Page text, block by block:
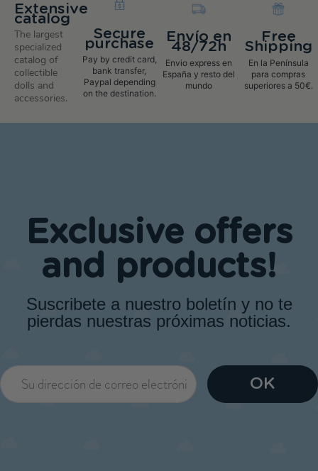
Extensive
catalog
The largest
specialized
catalog of
collectible
dolls and
accessories.
Secure
purchase
Pay by credit card,
bank transfer,
Paypal depending
on the destination.
Envío en
48/72h
Envio express en
España y resto del
mundo
Free
Shipping
En la Península
para compras
superiores a 50€.
Exclusive offers
and products!
Suscribete a nuestro boletín y no te
pierdas nuestras próximas noticias.